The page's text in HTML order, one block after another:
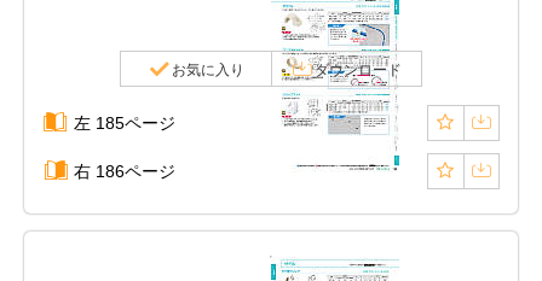
お気に入り ダウンロード
左 185ページ
右 186ページ